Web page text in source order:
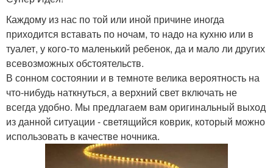
Каждому из нас по той или иной причине иногда
приходится вставать по ночам, то надо на кухню или в
туалет, у кого-то маленький ребенок, да и мало ли других
всевозможных обстоятельств.
В сонном состоянии и в темноте велика вероятность на
что-нибудь наткнуться, а верхний свет включать не
всегда удобно. Мы предлагаем вам оригинальный выход
из данной ситуации - светящийся коврик, который можно
использовать в качестве ночника.